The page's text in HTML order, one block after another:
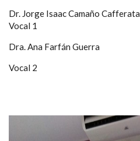
Dr. Jorge Isaac Camaño Cafferata
Vocal 1
Dra. Ana Farfán Guerra
Vocal 2